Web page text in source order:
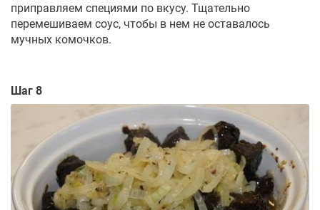
приправляем специями по вкусу. Тщательно
перемешиваем соус, чтобы в нем не оставалось
мучных комочков.
Шаг 8